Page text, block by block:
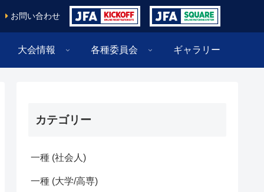
お問い合わせ
大会情報 各種委員会 ギャラリー
カテゴリー
一種 (社会人)
一種 (大学/高専)